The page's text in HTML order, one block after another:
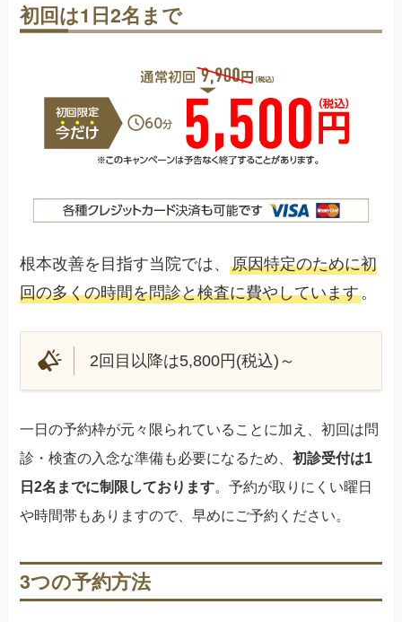
初回は1日2名まで
根本改善を目指す当院では、原因特定のために初
回の多くの時間を問診と検査に費やしています。
2回目以降は5,800円(税込)～
一日の予約枠が元々限られていることに加え、初回は問
診・検査の入念な準備も必要になるため、初診受付は1
日2名までに制限しております。予約が取りにくい曜日
や時間帯もありますので、早めにご予約ください。
3つの予約方法